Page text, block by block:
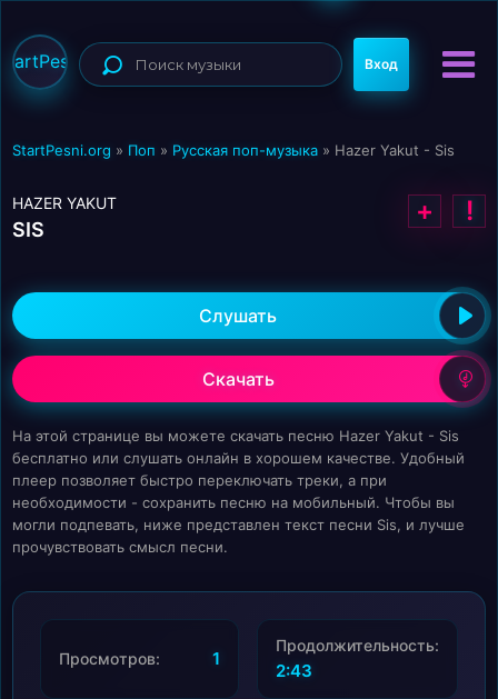
Вход
StartPesni.org » Поп » Русская поп-музыка » Hazer Yakut - Sis
HAZER YAKUT
SIS
+ !
Слушать
Скачать
На этой странице вы можете скачать песню Hazer Yakut - Sis
бесплатно или слушать онлайн в хорошем качестве. Удобный
плеер позволяет быстро переключать треки, а при
необходимости - сохранить песню на мобильный. Чтобы вы
могли подпевать, ниже представлен текст песни Sis, и лучше
прочувствовать смысл песни.
Просмотров: 1
Продолжительность:
2:43